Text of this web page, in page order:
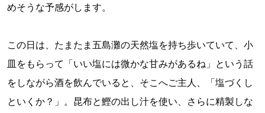
めそうな予感がします。
この日は、たまたま五島灘の天然塩を持ち歩いていて、小
皿をもらって「いい塩には微かな甘みがあるね」という話
をしながら酒を飲んでいると、そこへご主人、「塩づくし
といくか？」。昆布と鰹の出し汁を使い、さらに精製しな